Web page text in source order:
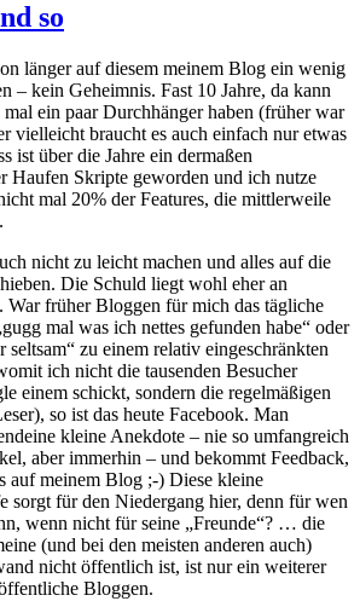
so
länger auf diesem meinem Blog ein wenig
– kein Geheimnis. Fast 10 Jahre, da kann
mal ein paar Durchhänger haben (früher war
vielleicht braucht es auch einfach nur etwas
ist über die Jahre ein dermaßen
Haufen Skripte geworden und ich nutze
mal 20% der Features, die mittlerweile
nicht zu leicht machen und alles auf die
Die Schuld liegt wohl eher an
War früher Bloggen für mich das tägliche
mal was ich nettes gefunden habe“ oder
seltsam“ zu einem relativ eingeschränkten
ich nicht die tausenden Besucher
einem schickt, sondern die regelmäßigen
so ist das heute Facebook. Man
kleine Anekdote – nie so umfangreich
aber immerhin – und bekommt Feedback,
auf meinem Blog ;-) Diese kleine
sorgt für den Niedergang hier, denn für wen
wenn nicht für seine „Freunde“? … die
(und bei den meisten anderen auch)
nicht öffentlich ist, ist nur ein weiterer
Bloggen.